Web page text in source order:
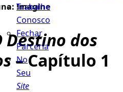
Trabalhe
Conosco
Fechar
Parceria
No
Seu
Site
!magine
Destino dos
– Capítulo 1